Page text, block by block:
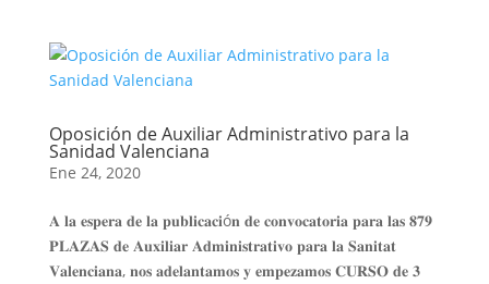
Oposición de Auxiliar Administrativo para la
Sanidad Valenciana
Ene 24, 2020
𝐀 𝐥𝐚 𝐞𝐬𝐩𝐞𝐫𝐚 𝐝𝐞 𝐥𝐚 𝐩𝐮𝐛𝐥𝐢𝐜𝐚𝐜𝐢ó𝐧 𝐝𝐞 𝐜𝐨𝐧𝐯𝐨𝐜𝐚𝐭𝐨𝐫𝐢𝐚 𝐩𝐚𝐫𝐚 𝐥𝐚𝐬 𝟖𝟕𝟗
𝐏𝐋𝐀𝐙𝐀𝐒 𝐝𝐞 𝐀𝐮𝐱𝐢𝐥𝐢𝐚𝐫 𝐀𝐝𝐦𝐢𝐧𝐢𝐬𝐭𝐫𝐚𝐭𝐢𝐯𝐨 𝐩𝐚𝐫𝐚 𝐥𝐚 𝐒𝐚𝐧𝐢𝐭𝐚𝐭
𝐕𝐚𝐥𝐞𝐧𝐜𝐢𝐚𝐧𝐚, 𝐧𝐨𝐬 𝐚𝐝𝐞𝐥𝐚𝐧𝐭𝐚𝐦𝐨𝐬 𝐲 𝐞𝐦𝐩𝐞𝐳𝐚𝐦𝐨𝐬 𝐂𝐔𝐑𝐒𝐎 𝐝𝐞 𝟑